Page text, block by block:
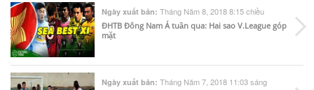
Ngày xuất bản: Tháng Năm 8, 2018 8:15 chiều
ĐHTB Đông Nam Á tuần qua: Hai sao V.League góp
mặt
Ngày xuất bản: Tháng Năm 7, 2018 11:03 sáng